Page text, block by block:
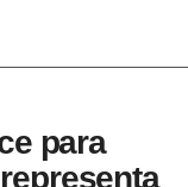
para